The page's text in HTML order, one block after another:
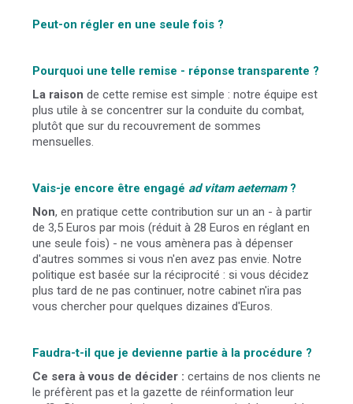
Peut-on régler en une seule fois ?
Pourquoi une telle remise - réponse transparente ?
La raison de cette remise est simple : notre équipe est
plus utile à se concentrer sur la conduite du combat,
plutôt que sur du recouvrement de sommes
mensuelles.
Vais-je encore être engagé ad vitam aeternam?
Non, en pratique cette contribution sur un an - à partir
de 3,5 Euros par mois (réduit à 28 Euros en réglant en
une seule fois) - ne vous amènera pas à dépenser
d'autres sommes si vous n'en avez pas envie. Notre
politique est basée sur la réciprocité : si vous décidez
plus tard de ne pas continuer, notre cabinet n'ira pas
vous chercher pour quelques dizaines d'Euros.
Faudra-t-il que je devienne partie à la procédure ?
Ce sera à vous de décider : certains de nos clients ne
le préfèrent pas et la gazette de réinformation leur